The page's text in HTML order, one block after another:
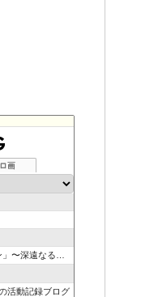
画
なる血の連鎖〜
活動記録ブログ